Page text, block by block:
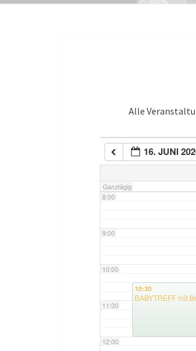
Alle
16. JUNI
Ganztägig
7:00
8:00
9:00
10:00
11:00
12:00
10:30
BABYTREFF mit